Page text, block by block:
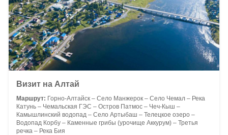
Визит на Алтай
Маршрут: Горно-Алтайск – Село Манжерок – Село Чемал – Река
Катунь – Чемальская ГЭС – Остров Патмос – Чеч-Кыш –
Камышлинский водопад – Село Артыбаш – Телецкое озеро –
Водопад Корбу – Каменные грибы (урочище Аккурум) – Третья
речка – Река Бия